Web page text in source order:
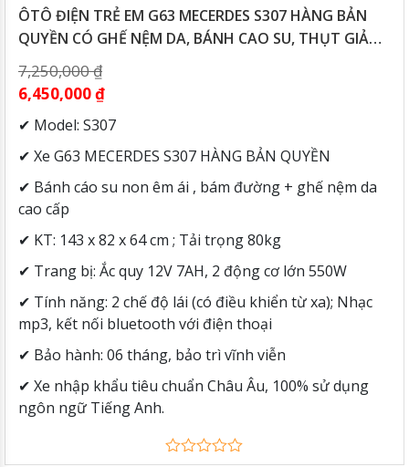
ÔTÔ ĐIỆN TRẺ EM G63 MECERDES S307 HÀNG BẢN
QUYỀN CÓ GHẾ NỆM DA, BÁNH CAO SU, THỤT GIẢM
SÓC (2 GHẾ NGỒI, 2 ĐỘNG CƠ 550W)
7,250,000₫
6,450,000₫
✔ Model: S307
✔ Xe G63 MECERDES S307 HÀNG BẢN QUYỀN
✔ Bánh cáo su non êm ái , bám đường + ghế nệm da
cao cấp
✔ KT: 143 x 82 x 64 cm ; Tải trọng 80kg
✔ Trang bị: Ắc quy 12V 7AH, 2 động cơ lớn 550W
✔ Tính năng: 2 chế độ lái (có điều khiển từ xa); Nhạc
mp3, kết nối bluetooth với điện thoại
✔ Bảo hành: 06 tháng, bảo trì vĩnh viễn
✔ Xe nhập khẩu tiêu chuẩn Châu Âu, 100% sử dụng
ngôn ngữ Tiếng Anh.